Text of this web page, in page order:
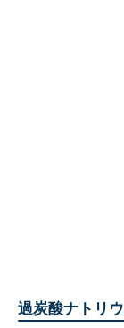
過炭酸ナトリ